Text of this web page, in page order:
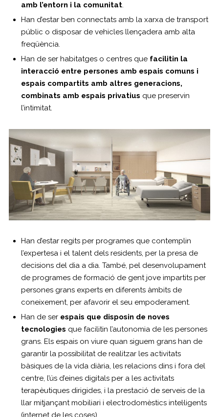
amb l’entorn i la comunitat.
Han d’estar ben connectats amb la xarxa de transport
públic o disposar de vehicles llençadera amb alta
freqüència.
Han de ser habitatges o centres que facilitin la
interacció entre persones amb espais comuns i
espais compartits amb altres generacions,
combinats amb espais privatius que preservin
l’intimitat.
Han d’estar regits per programes que contemplin
l’expertesa i el talent dels residents, per la presa de
decisions del dia a dia. També, pel desenvolupament
de programes de formació de gent jove impartits per
persones grans experts en diferents àmbits de
coneixement, per afavorir el seu empoderament.
Han de ser espais que disposin de noves
tecnologies que facilitin l’autonomia de les persones
grans. Els espais on viure quan siguem grans han de
garantir la possibilitat de realitzar les activitats
bàsiques de la vida diària, les relacions dins i fora del
centre, l’ús d’eines digitals per a les activitats
terapèutiques dirigides, i la prestació de serveis de la
llar mitjançant mobiliari i electrodomèstics intel·ligents
(internet de les coses).